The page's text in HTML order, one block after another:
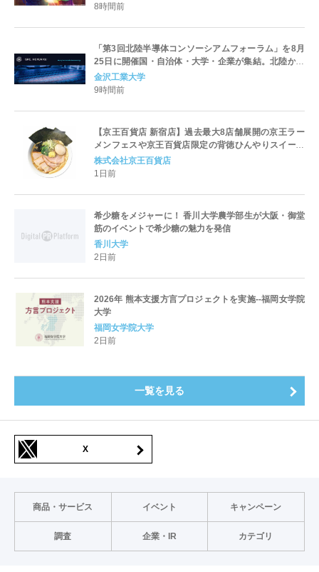
8時間前
「第3回北陸半導体コンソーシアムフォーラム」を8月
25日に開催国・自治体・大学・企業が集結。北陸から
世界に向けた半導体産業の発展とエコシステム形成を
議論
金沢工業大学
9時間前
【京王百貨店 新宿店】過去最大8店舗展開の京王ラー
メンフェスや京王百貨店限定の背徳ひんやりスイーツ
など、実演グルメが充実 過去最長21日間、計90店舗
出店の 「大北海道展」
株式会社京王百貨店
1日前
希少糖をメジャーに！ 香川大学農学部生が大阪・御堂
筋のイベントで希少糖の魅力を発信
香川大学
2日前
2026年 熊本支援方言プロジェクトを実施--福岡女学院
大学
福岡女学院大学
2日前
一覧を見る
X
商品・サービス イベント キャンペーン
調査 企業・IR カテゴリ